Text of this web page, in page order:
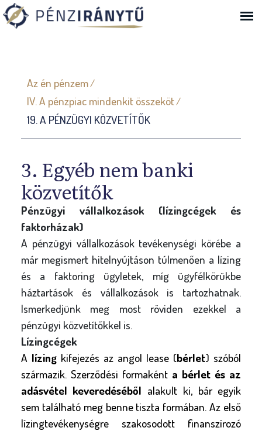
Ugrás a navigációhoz
J
e
e
l
e
g
i
h
e
l
y
Az én pénzem/
IV. A pénzpiac mindenkit összeköt/
19. A PÉNZÜGYI KÖZVETÍTŐK
3. Egyéb nem banki
közvetítők
Pénzügyi vállalkozások (lízingcégek és
faktorházak)
A pénzügyi vállalkozások tevékenységi körébe a
már megismert hitelnyújtáson túlmenően a lízing
és a faktoring ügyletek, míg ügyfélkörükbe
háztartások és vállalkozások is tartozhatnak.
Ismerkedjünk meg most röviden ezekkel a
pénzügyi közvetítőkkel is.
Lízingcégek
A lízingkifejezés az angol lease (bérlet) szóból
származik. Szerződési formaként a bérlet és az
adásvétel keveredéséből alakult ki, bár egyik
sem található meg benne tiszta formában. Az első
lízingtevékenységre szakosodott finanszírozó